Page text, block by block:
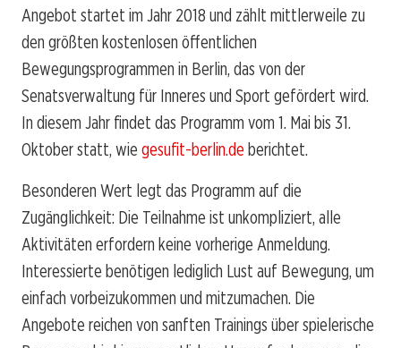
Angebot startet im Jahr 2018 und zählt mittlerweile zu
den größten kostenlosen öffentlichen
Bewegungsprogrammen in Berlin, das von der
Senatsverwaltung für Inneres und Sport gefördert wird.
In diesem Jahr findet das Programm vom 1. Mai bis 31.
Oktober statt, wie gesufit-berlin.de berichtet.
Besonderen Wert legt das Programm auf die
Zugänglichkeit: Die Teilnahme ist unkompliziert, alle
Aktivitäten erfordern keine vorherige Anmeldung.
Interessierte benötigen lediglich Lust auf Bewegung, um
einfach vorbeizukommen und mitzumachen. Die
Angebote reichen von sanften Trainings über spielerische